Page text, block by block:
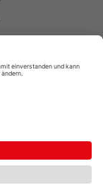
Datenschutz
Vertrag widerrufen